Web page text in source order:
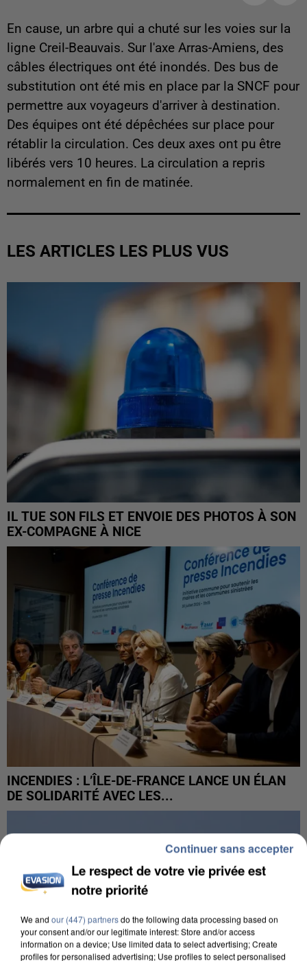
En cause, un arbre qui a chuté sur les voies sur la
ligne Creil-Beauvais. Sur l'axe Arras-Amiens, des
câbles électriques ont été inondés. Des bus de
substitution ont été mis en place par la SNCF pour
permettre aux voyageurs d'arriver à destination.
Des équipes ont été dépêchées sur place pour
rétablir la circulation. Ces deux axes ont pu être
libérés vers 10 heures. La circulation a repris
normalement en fin de matinée.
LES ARTICLES LES PLUS VUS
IL TUE SON FILS ET ENVOIE DES PHOTOS À SON
EX-COMPAGNE À NICE
INCENDIES : L’ÎLE-DE-FRANCE LANCE UN ÉLAN
DE SOLIDARITÉ AVEC LES...
Le respect de votre vie privée est
notre priorité
We and our (447) partnersdo the following data processing based on
your consent and/or our legitimate interest: Store and/or access
information on a device; Use limited data to select advertising; Create
profiles for personalised advertising; Use profiles to select personalised
Continuer sans accepter